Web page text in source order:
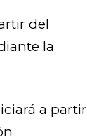
del
la
a partir